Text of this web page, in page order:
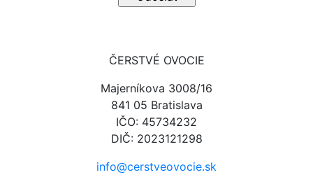
ČERSTVÉ OVOCIE
Majerníkova 3008/16
841 05 Bratislava
IČO: 45734232
DIČ: 2023121298
info@cerstveovocie.sk